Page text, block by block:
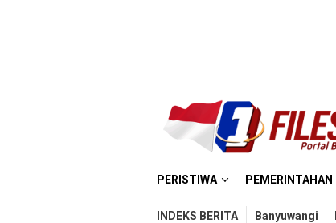
PERISTIWA PEMERINTAHAN
INDEKS BERITA Banyuwangi